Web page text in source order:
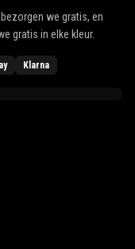
bezorgen we gratis, en
gratis in elke kleur.
Klarna